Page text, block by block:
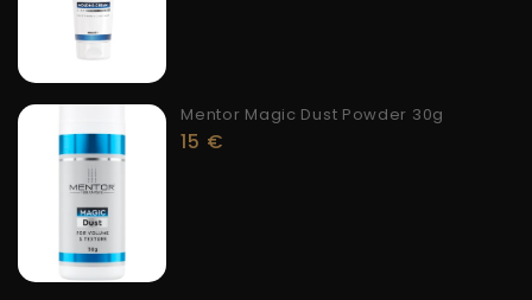
Mentor Magic Dust Powder 30g
15 €